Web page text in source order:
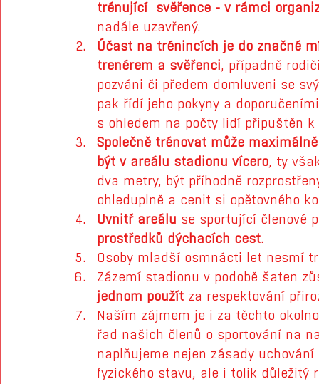
trénující  svěřence - v rámci
nadále uzavřený.
Účast na trénincích je do značné
trenérem a svěřenci, případně
pozváni či předem domluveni se
pak řídí jeho pokyny a
s ohledem na počty lidí připuštěn
Společně trénovat může
být v areálu stadionu vícero, ty
dva metry, být příhodně
ohleduplně a cenit si opětovného
Uvnitř areálu se sportující členové
prostředků dýchacích cest.
Osoby mladší osmnácti let nesmí
Zázemí stadionu v podobě šaten
jednom použít za respektování
Naším zájmem je i za těchto
řad našich členů o sportování na
naplňujeme nejen zásady
fyzického stavu, ale i tolik důležitý